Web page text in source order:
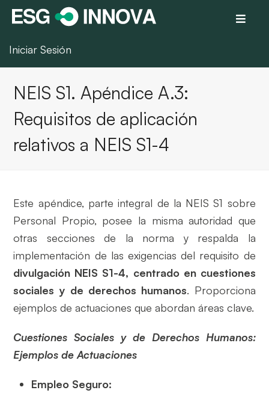
Iniciar Sesión
NEIS S1. Apéndice A.3:
Requisitos de aplicación
relativos a NEIS S1-4
Este apéndice, parte integral de la NEIS S1 sobre
Personal Propio, posee la misma autoridad que
otras secciones de la norma y respalda la
implementación de las exigencias del requisito de
divulgación NEIS S1-4, centrado en cuestiones
sociales y de derechos humanos. Proporciona
ejemplos de actuaciones que abordan áreas clave.
Cuestiones Sociales y de Derechos Humanos:
Ejemplos de Actuaciones
Empleo Seguro: